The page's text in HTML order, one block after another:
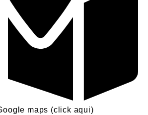
maps (click aqui)